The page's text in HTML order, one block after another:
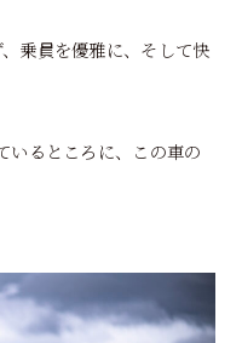
乗員を優雅に、そして快
いるところに、この車の